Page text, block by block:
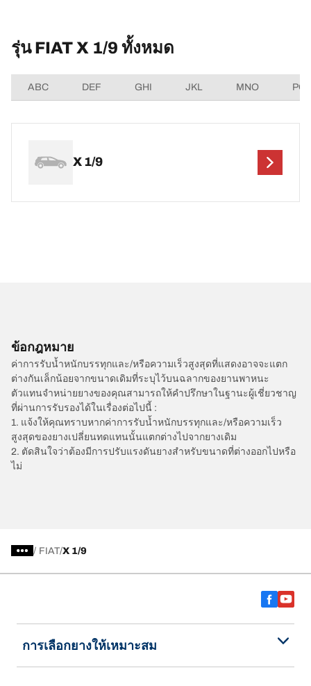
รุ่น FIAT X 1/9 ทั้งหมด
ABC DEF GHI JKL MNO
X 1/9
ข้อกฎหมาย
ค่าการรับน้ำหนักบรรทุกและ/หรือความเร็วสูงสุดที่แสดงอาจจะแตก
ต่างกันเล็กน้อยจากขนาดเดิมที่ระบุไว้บนฉลากของยานพาหนะ
ตัวแทนจำหน่ายยางของคุณสามารถให้คำปรึกษาในฐานะผู้เชี่ยวชาญ
ที่ผ่านการรับรองได้ในเรื่องต่อไปนี้ :
1. แจ้งให้คุณทราบหากค่าการรับน้ำหนักบรรทุกและ/หรือความเร็ว
สูงสุดของยางเปลี่ยนทดแทนนั้นแตกต่างไปจากยางเดิม
2. ตัดสินใจว่าต้องมีการปรับแรงดันยางสำหรับขนาดที่ต่างออกไปหรือ
ไม่
/ FIAT X 1/9
การเลือกยางให้เหมาะสม